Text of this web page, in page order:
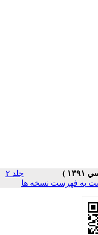
جلد ۲
به فهرست نسخه ها